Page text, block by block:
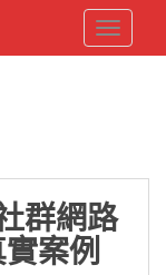
群網路
案例